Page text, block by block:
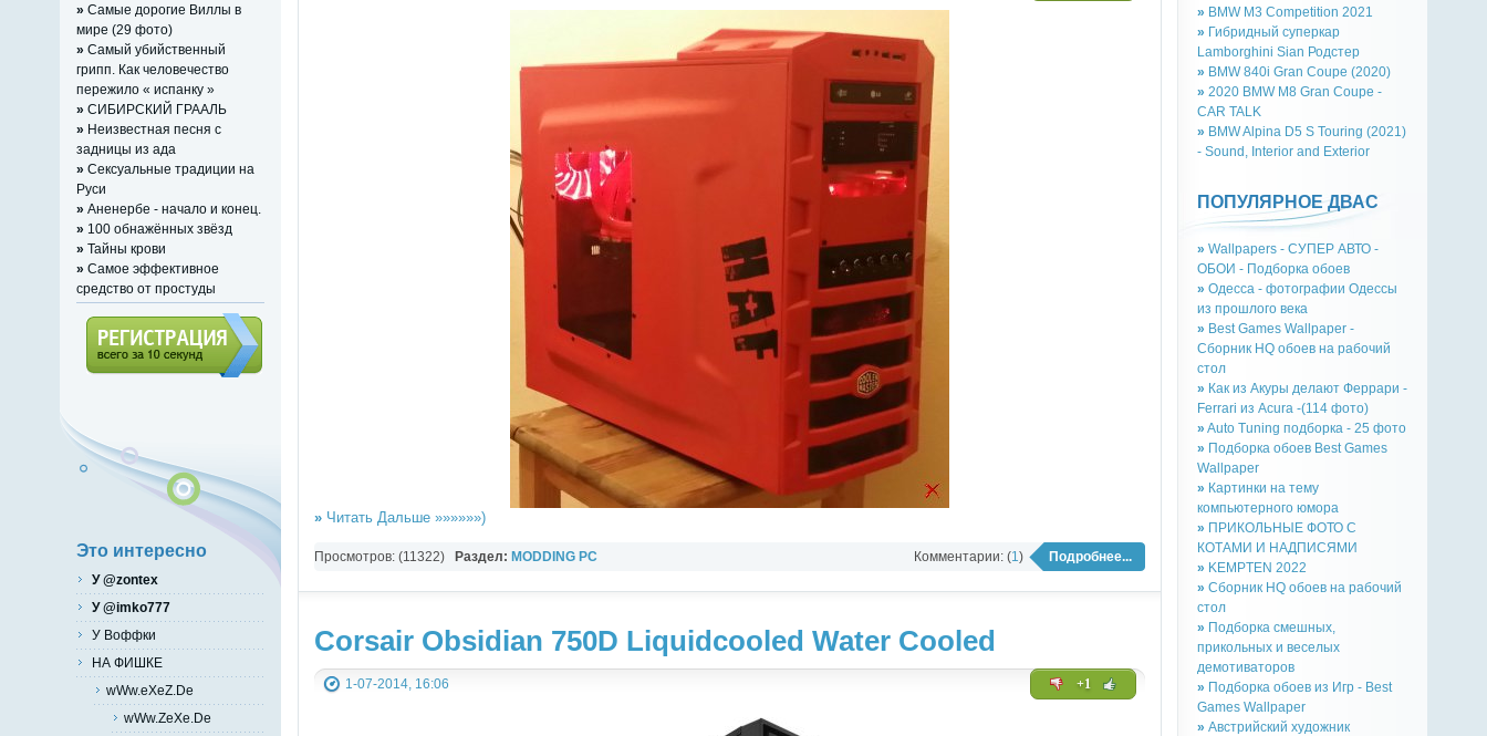
»Читать Дальше »»»»»»)
Подробнее...
Комментарии: (1)
Просмотров: (11322) Раздел: MODDING PC
Corsair Obsidian 750D Liquidcooled Water Cooled
+1
1-07-2014, 16:06
» BMW M3 Competition 2021
» Гибридный суперкар
Lamborghini Sian Родстер
» BMW 840i Gran Coupe (2020)
» 2020 BMW M8 Gran Coupe -
CAR TALK
» BMW Alpina D5 S Touring (2021)
- Sound, Interior and Exterior
ПОПУЛЯРНОЕ ДВАС
» Wallpapers - СУПЕР АВТО -
ОБОИ - Подборка обоев
» Одесса - фотографии Одессы
из прошлого века
» Best Games Wallpaper -
Сборник HQ обоев на рабочий
стол
» Как из Акуры делают Феррари -
Ferrari из Acura -(114 фото)
» Auto Tuning подборка - 25 фото
» Подборка обоев Best Games
Wallpaper
» Картинки на тему
компьютерного юмора
» ПРИКОЛЬНЫЕ ФОТО С
КОТАМИ И НАДПИСЯМИ
» KEMPTEN 2022
» Сборник HQ обоев на рабочий
стол
» Подборка смешных,
прикольных и веселых
демотиваторов
» Подборка обоев из Игр - Best
Games Wallpaper
» Австрийский художник
» Самые дорогие Виллы в
мире (29 фото)
» Самый убийственный
грипп. Как человечество
пережило « испанку »
» СИБИРСКИЙ ГРААЛЬ
» Неизвестная песня с
задницы из ада
» Сексуальные традиции на
Руси
» Аненербе - начало и конец.
» 100 обнажённых звёзд
» Тайны крови
» Самое эффективное
средство от простуды
Это интересно
У @zontex
У @imko777
У Воффки
НА ФИШКЕ
wWw.eXeZ.De
wWw.ZeXe.De